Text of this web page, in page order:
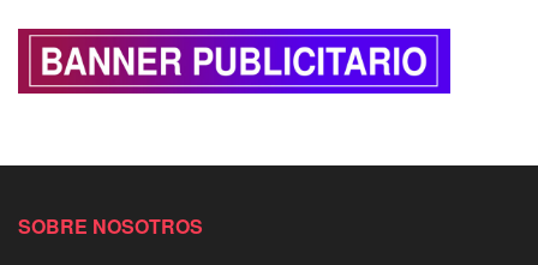
SOBRE NOSOTROS